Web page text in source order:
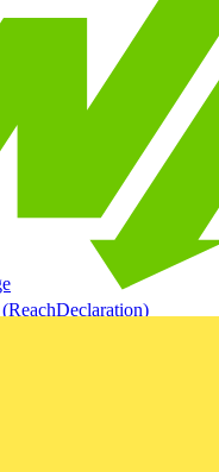
- CE (DecConCe)
Declaration - EPD
Template (CMRT)